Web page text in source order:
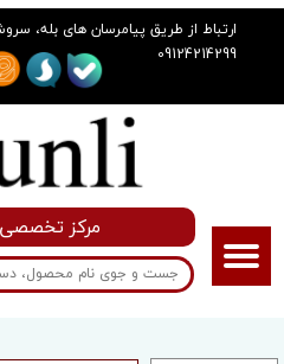
ارتباط از طریق پیامرسان های بله،
09124214299
مرکز تخصصی